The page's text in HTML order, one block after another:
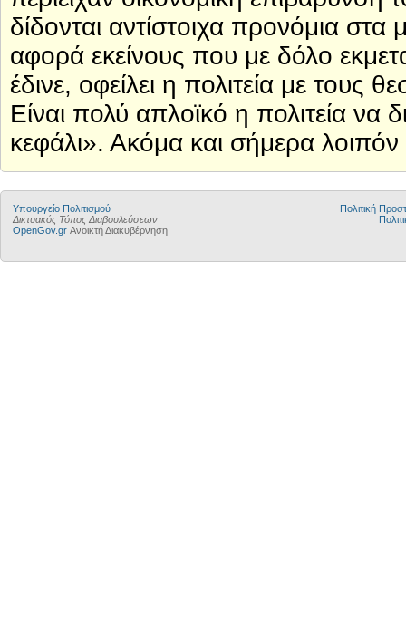
δίδονται αντίστοιχα προνόμια
αφορά εκείνους που με δόλο
έδινε, οφείλει η πολιτεία με τους
Είναι πολύ απλοϊκό η πολιτεία να
κεφάλι». Ακόμα και σήμερα
Υπουργείο Πολιτισμού
Δικτυακός Τόπος Διαβουλεύσεων
OpenGov.gr Ανοικτή Διακυβέρνηση
Πολιτική